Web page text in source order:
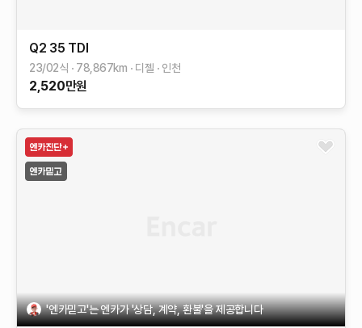
Q2 35 TDI
23/02식 78,867km 디젤 인천
2,520만원
'엔카믿고'는 엔카가 '상담, 계약, 환불'을 제공합니다